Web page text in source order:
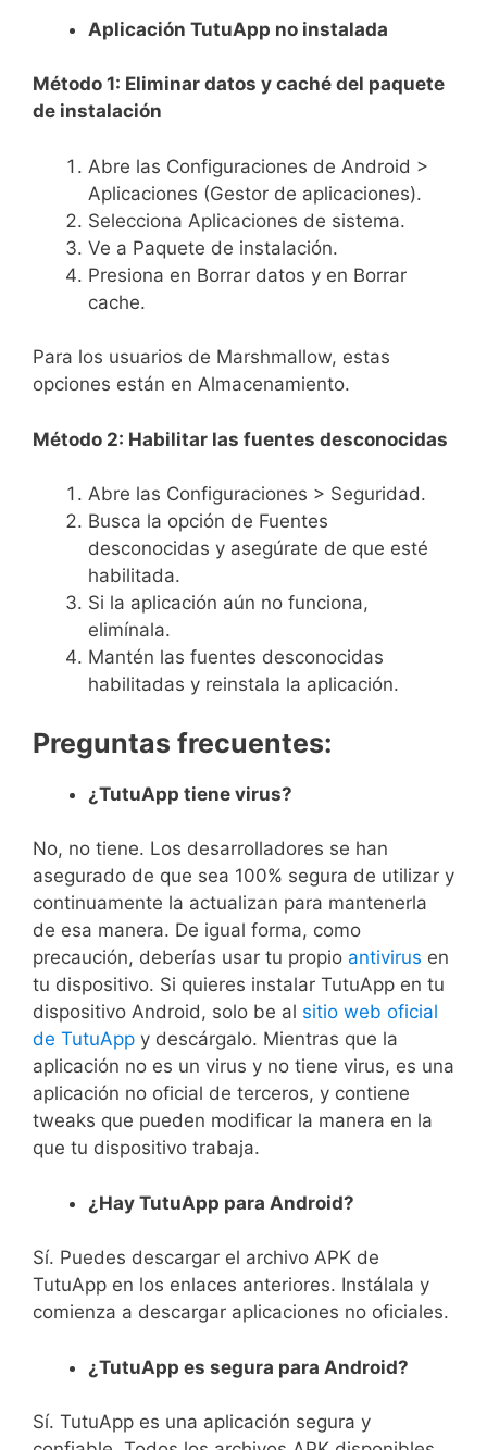
Aplicación TutuApp no instalada
Método 1: Eliminar datos y caché del paquete
de instalación
Abre las Configuraciones de Android >
Aplicaciones (Gestor de aplicaciones).
Selecciona Aplicaciones de sistema.
Ve a Paquete de instalación.
Presiona en Borrar datos y en Borrar
cache.
Para los usuarios de Marshmallow, estas
opciones están en Almacenamiento.
Método 2: Habilitar las fuentes desconocidas
Abre las Configuraciones > Seguridad.
Busca la opción de Fuentes
desconocidas y asegúrate de que esté
habilitada.
Si la aplicación aún no funciona,
elimínala.
Mantén las fuentes desconocidas
habilitadas y reinstala la aplicación.
Preguntas frecuentes:
¿TutuApp tiene virus?
No, no tiene. Los desarrolladores se han
asegurado de que sea 100% segura de utilizar y
continuamente la actualizan para mantenerla
de esa manera. De igual forma, como
precaución, deberías usar tu propio antivirus en
tu dispositivo. Si quieres instalar TutuApp en tu
dispositivo Android, solo be al sitio web oficial
de TutuApp y descárgalo. Mientras que la
aplicación no es un virus y no tiene virus, es una
aplicación no oficial de terceros, y contiene
tweaks que pueden modificar la manera en la
que tu dispositivo trabaja.
¿Hay TutuApp para Android?
Sí. Puedes descargar el archivo APK de
TutuApp en los enlaces anteriores. Instálala y
comienza a descargar aplicaciones no oficiales.
¿TutuApp es segura para Android?
Sí. TutuApp es una aplicación segura y